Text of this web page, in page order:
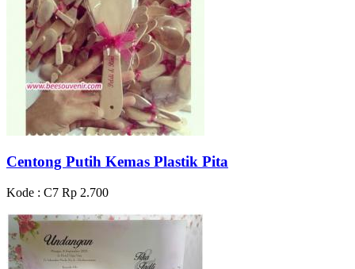
Centong Putih Kemas Plastik Pita
Kode : C7 Rp 2.700